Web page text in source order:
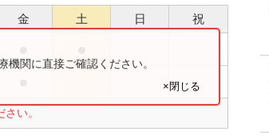
金 土 日 祝
い。
関に直接ご確認ください。
×閉じる